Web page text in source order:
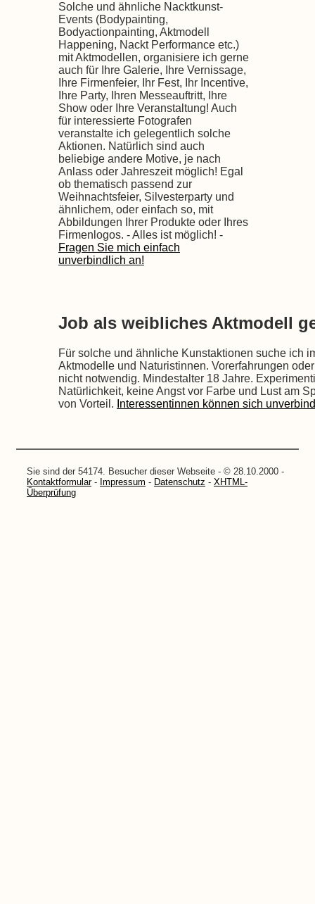
Solche und ähnliche Nacktkunst-
Events (Bodypainting,
Bodyactionpainting, Aktmodell
Happening, Nackt Performance etc.)
mit Aktmodellen, organisiere ich gerne
auch für Ihre Galerie, Ihre Vernissage,
Ihre Firmenfeier, Ihr Fest, Ihr Incentive,
Ihre Party, Ihren Messeauftritt, Ihre
Show oder Ihre Veranstaltung! Auch
für interessierte Fotografen
veranstalte ich gelegentlich solche
Aktionen. Natürlich sind auch
beliebige andere Motive, je nach
Anlass oder Jahreszeit möglich! Egal
ob thematisch passend zur
Weihnachtsfeier, Silvesterparty und
ähnlichem, oder einfach so, mit
Abbildungen Ihrer Produkte oder Ihres
Firmenlogos. - Alles ist möglich! -
Fragen Sie mich einfach
unverbindlich an!
Job als weibliches Aktmodell
Für solche und ähnliche Kunstaktionen suche ich
Aktmodelle und Naturistinnen. Vorerfahrungen
nicht notwendig. Mindestalter 18 Jahre.
Natürlichkeit, keine Angst vor Farbe und Lust am
von Vorteil. Interessentinnen können sich
Sie sind der 54174. Besucher dieser Webseite - © 28.10.2000 -
Kontaktformular- Impressum - Datenschutz - XHTML-
Überprüfung